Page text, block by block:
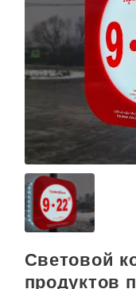
Световой
продуктов